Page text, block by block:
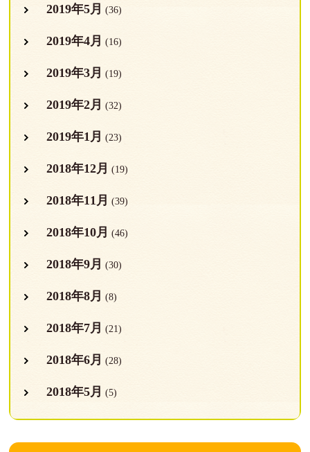
2019年5月 (36)
2019年4月 (16)
2019年3月 (19)
2019年2月 (32)
2019年1月 (23)
2018年12月 (19)
2018年11月 (39)
2018年10月 (46)
2018年9月 (30)
2018年8月 (8)
2018年7月 (21)
2018年6月 (28)
2018年5月 (5)